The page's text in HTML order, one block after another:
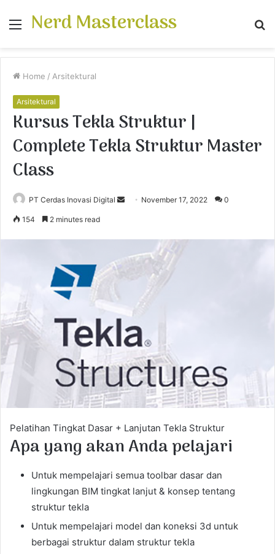
Menu
Nerd Masterclass
Home / Arsitektural
Arsitektural
Kursus Tekla Struktur |
Complete Tekla Struktur Master
Class
PT Cerdas Inovasi Digital
a
i
l
November 17, 2022 0
154 2 minutes read
Pelatihan Tingkat Dasar + Lanjutan Tekla Struktur
Apa yang akan Anda pelajari
Untuk mempelajari semua toolbar dasar dan
lingkungan BIM tingkat lanjut & konsep tentang
struktur tekla
Untuk mempelajari model dan koneksi 3d untuk
berbagai struktur dalam struktur tekla